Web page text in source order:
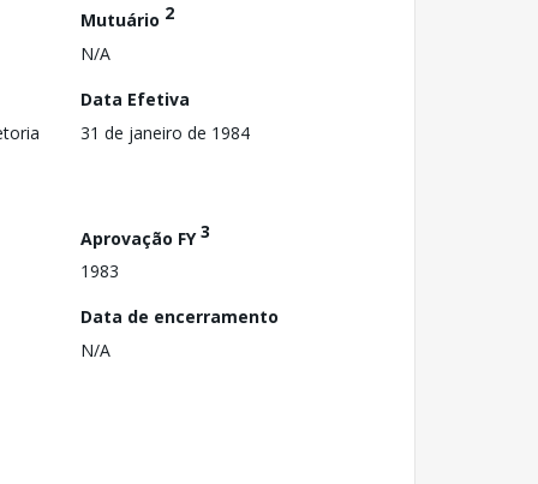
Mutuário 2
N/A
Data Efetiva
31 de janeiro de 1984
Aprovação FY3
1983
Data de encerramento
N/A